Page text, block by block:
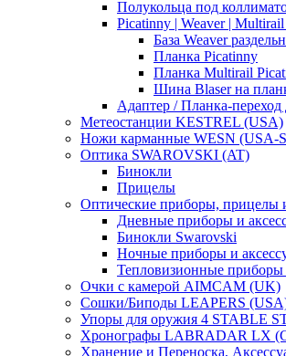
Полукольца под
Picatinny | Weaver |
База Weaver
Планка Picatinny
Планка Multirail
Шина Blaser на
Адаптер / Планка-переход
Метеостанции KESTREL (USA)
Ножи карманные WESN (USA-
Оптика SWAROVSKI (AT)
Бинокли
Прицелы
Оптические приборы, прицелы
Дневные приборы и
Бинокли Swarovski
Ночные приборы и
Тепловизионные приборы
Очки с камерой AIMCAM (UK)
Сошки/Биподы LEAPERS
Упоры для оружия 4 STABLE
Хронографы LABRADAR LX
Хранение и Переноска,